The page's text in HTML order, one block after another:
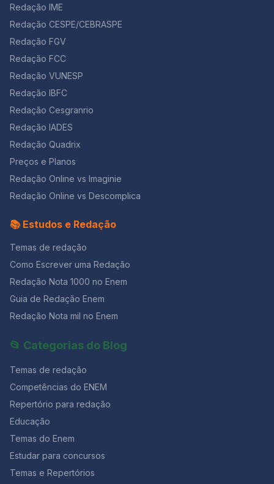
Redação IME
Redação CESPE/CEBRASPE
Redação FGV
Redação FCC
Redação VUNESP
Redação IBFC
Redação Cesgranrio
Redação IADES
Redação Quadrix
Preços e Planos
Redação Online vs Imaginie
Redação Online vs Descomplica
📚 Estudos e Redação
Temas de redação
Como Escrever uma Redação
Redação Nota 1000 no Enem
Guia de Redação Enem
Redação Nota mil no Enem
📂 Categorias do Blog
Temas de redação
Competências do ENEM
Repertório para redação
Educação
Temas do Enem
Estudar para concursos
Temas e Repertórios